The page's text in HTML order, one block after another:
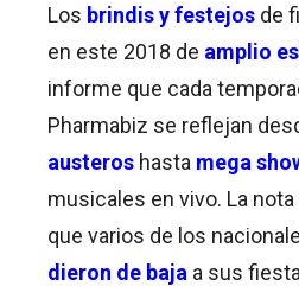
Los brindis y festejos de
en este 2018 de amplio
informe que cada
Pharmabiz se reflejan
austeros hasta mega
musicales en vivo. La
que varios de los
dieron de baja a sus